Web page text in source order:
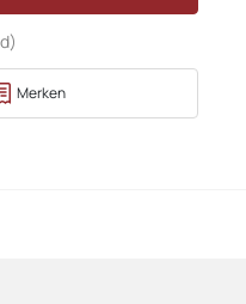
Merken